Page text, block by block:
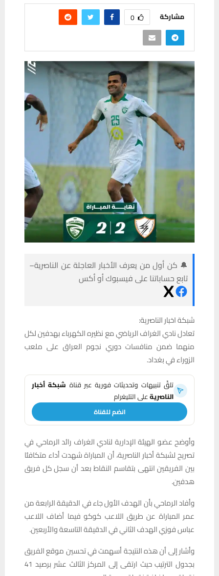
مشاركة 0
🔔 كن أول من يعرف الأخبار العاجلة عن الناصرية–
تابع حساباتنا على فيسبوك أو أكس
شبكة اخبار الناصرية:
تعادل نادي الغراف الرياضي مع نظيره الكهرباء بهدفين لكل
منهما ضمن منافسات دوري نجوم العراق على ملعب
الزوراء في بغداد.
تلقَّ تنبيهات وتحديثات فورية عبر قناة شبكة أخبار
الناصريةعلى التليغرام
انضم للقناة
وأوضح عضو الهيئة الإدارية لنادي الغراف رائد الرماحي في
تصريح لشبكة أخبار الناصرية، أن المباراة شهدت أداء متكافئا
بين الفريقين انتهى بتقاسم النقاط بعد أن سجل كل فريق
هدفين.
وأفاد الرماحي بأن الهدف الأول جاء في الدقيقة الرابعة من
عمر المباراة عن طريق اللاعب كوكو فيما أضاف اللاعب
عباس فوزي الهدف الثاني في الدقيقة التاسعة والأربعين.
وأشار إلى أن هذه النتيجة أسهمت في تحسين موقع الفريق
بجدول الترتيب حيث ارتقى إلى المركز الثالث عشر برصيد 41